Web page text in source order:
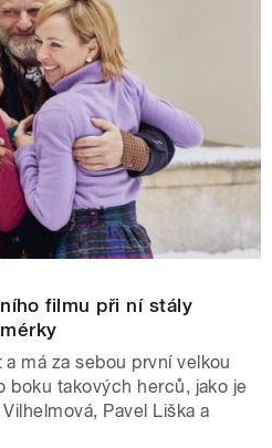
filmu při ní stály
má za sebou první velkou
boku takových herců, jako je
Pavel Liška a